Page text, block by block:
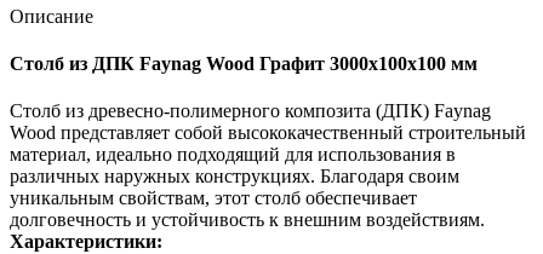
Описание
Столб из ДПК Faynag Wood Графит 3000х100х100 мм
Столб из древесно-полимерного композита (ДПК) Faynag
Wood представляет собой высококачественный строительный
материал, идеально подходящий для использования в
различных наружных конструкциях. Благодаря своим
уникальным свойствам, этот столб обеспечивает
долговечность и устойчивость к внешним воздействиям.
Характеристики: